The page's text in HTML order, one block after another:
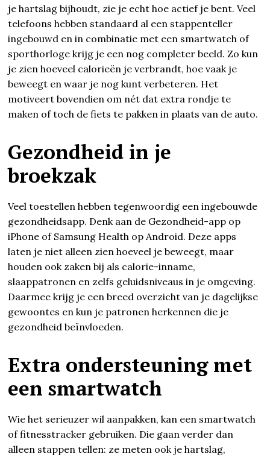
je hartslag bijhoudt, zie je echt hoe actief je bent. Veel
telefoons hebben standaard al een stappenteller
ingebouwd en in combinatie met een smartwatch of
sporthorloge krijg je een nog completer beeld. Zo kun
je zien hoeveel calorieën je verbrandt, hoe vaak je
beweegt en waar je nog kunt verbeteren. Het
motiveert bovendien om nét dat extra rondje te
maken of toch de fiets te pakken in plaats van de auto.
Gezondheid in je
broekzak
Veel toestellen hebben tegenwoordig een ingebouwde
gezondheidsapp. Denk aan de Gezondheid-app op
iPhone of Samsung Health op Android. Deze apps
laten je niet alleen zien hoeveel je beweegt, maar
houden ook zaken bij als calorie-inname,
slaappatronen en zelfs geluidsniveaus in je omgeving.
Daarmee krijg je een breed overzicht van je dagelijkse
gewoontes en kun je patronen herkennen die je
gezondheid beïnvloeden.
Extra ondersteuning met
een smartwatch
Wie het serieuzer wil aanpakken, kan een smartwatch
of fitnesstracker gebruiken. Die gaan verder dan
alleen stappen tellen: ze meten ook je hartslag,